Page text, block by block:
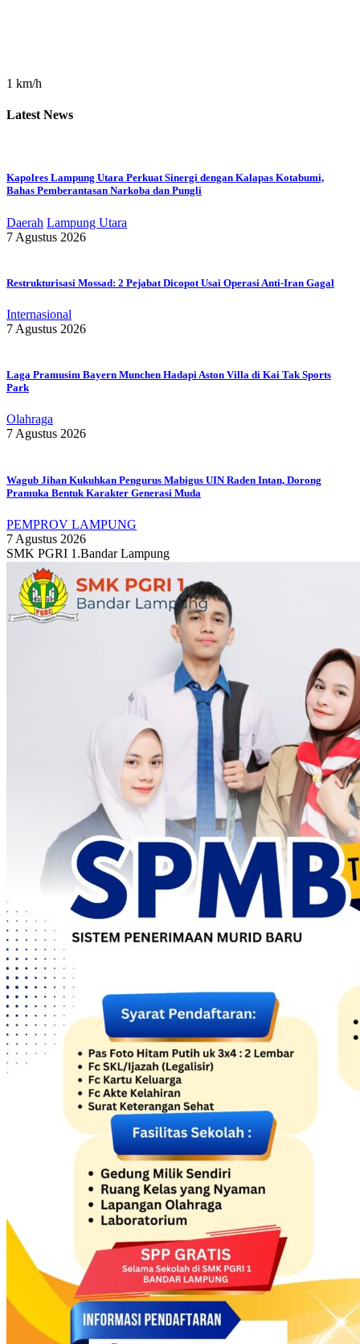
1 km/h
Latest News
Kapolres Lampung Utara Perkuat Sinergi dengan Kalapas Kotabumi,
Bahas Pemberantasan Narkoba dan Pungli
Daerah Lampung Utara
7 Agustus 2026
Restrukturisasi Mossad: 2 Pejabat Dicopot Usai Operasi Anti-Iran Gagal
Internasional
7 Agustus 2026
Laga Pramusim Bayern Munchen Hadapi Aston Villa di Kai Tak Sports
Park
Olahraga
7 Agustus 2026
Wagub Jihan Kukuhkan Pengurus Mabigus UIN Raden Intan, Dorong
Pramuka Bentuk Karakter Generasi Muda
PEMPROV LAMPUNG
7 Agustus 2026
SMK PGRI 1.Bandar Lampung